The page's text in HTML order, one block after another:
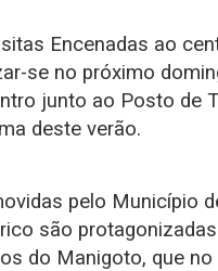
Encenadas ao
se no próximo
junto ao Posto de
deste verão.
pelo Município
são
do Manigoto, que